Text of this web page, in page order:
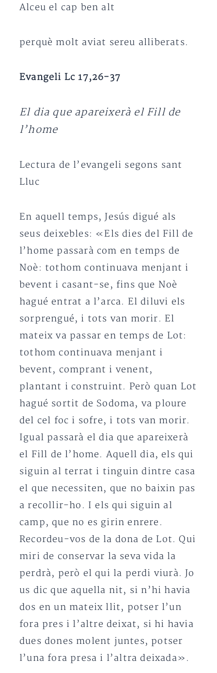
Alceu el cap ben alt
perquè molt aviat sereu alliberats.
Evangeli Lc 17,26-37
El dia que apareixerà el Fill de
l’home
Lectura de l’evangeli segons sant
Lluc
En aquell temps, Jesús digué als
seus deixebles: «Els dies del Fill de
l’home passarà com en temps de
Noè: tothom continuava menjant i
bevent i casant-se, fins que Noè
hagué entrat a l’arca. El diluvi els
sorprengué, i tots van morir. El
mateix va passar en temps de Lot:
tothom continuava menjant i
bevent, comprant i venent,
plantant i construint. Però quan Lot
hagué sortit de Sodoma, va ploure
del cel foc i sofre, i tots van morir.
Igual passarà el dia que apareixerà
el Fill de l’home. Aquell dia, els qui
siguin al terrat i tinguin dintre casa
el que necessiten, que no baixin pas
a recollir-ho. I els qui siguin al
camp, que no es girin enrere.
Recordeu-vos de la dona de Lot. Qui
miri de conservar la seva vida la
perdrà, però el qui la perdi viurà. Jo
us dic que aquella nit, si n’hi havia
dos en un mateix llit, potser l’un
fora pres i l’altre deixat, si hi havia
dues dones molent juntes, potser
l’una fora presa i l’altra deixada».